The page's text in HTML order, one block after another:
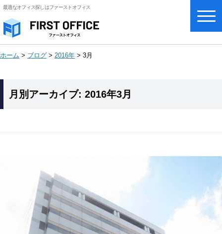
最適なオフィス探しはファーストオフィス
ホーム > ブログ > 2016年 > 3月
月別アーカイブ: 2016年3月